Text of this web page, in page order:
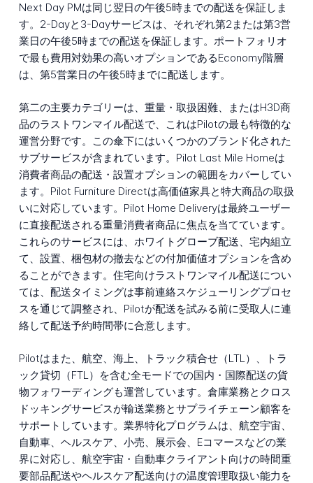
Next Day PMは同じ翌日の午後5時までの配送を保証しま
す。2-Dayと3-Dayサービスは、それぞれ第2または第3営
業日の午後5時までの配送を保証します。ポートフォリオ
で最も費用対効果の高いオプションであるEconomy階層
は、第5営業日の午後5時までに配送します。
第二の主要カテゴリーは、重量・取扱困難、またはH3D商
品のラストワンマイル配送で、これはPilotの最も特徴的な
運営分野です。この傘下にはいくつかのブランド化された
サブサービスが含まれています。Pilot Last Mile Homeは
消費者商品の配送・設置オプションの範囲をカバーしてい
ます。Pilot Furniture Directは高価値家具と特大商品の取扱
いに対応しています。Pilot Home Deliveryは最終ユーザー
に直接配送される重量消費者商品に焦点を当てています。
これらのサービスには、ホワイトグローブ配送、宅内組立
て、設置、梱包材の撤去などの付加価値オプションを含め
ることができます。住宅向けラストワンマイル配送につい
ては、配送タイミングは事前連絡スケジューリングプロセ
スを通じて調整され、Pilotが配送を試みる前に受取人に連
絡して配送予約時間帯に合意します。
Pilotはまた、航空、海上、トラック積合せ（LTL）、トラ
ック貸切（FTL）を含む全モードでの国内・国際配送の貨
物フォワーディングも運営しています。倉庫業務とクロス
ドッキングサービスが輸送業務とサプライチェーン顧客を
サポートしています。業界特化プログラムは、航空宇宙、
自動車、ヘルスケア、小売、展示会、Eコマースなどの業
界に対応し、航空宇宙・自動車クライアント向けの時間重
要部品配送やヘルスケア配送向けの温度管理取扱い能力を